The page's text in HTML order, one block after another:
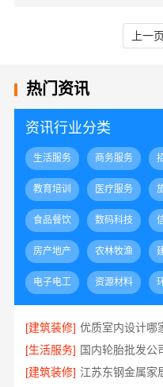
上一页
热门资讯
资讯行业分类
生活服务 商务服务
教育培训 医疗服务
食品餐饮 数码科技
房产地产 农林牧渔
电子电工 资源材料
[建筑装修] 优质室内设计哪
[生活服务]
[建筑装修]